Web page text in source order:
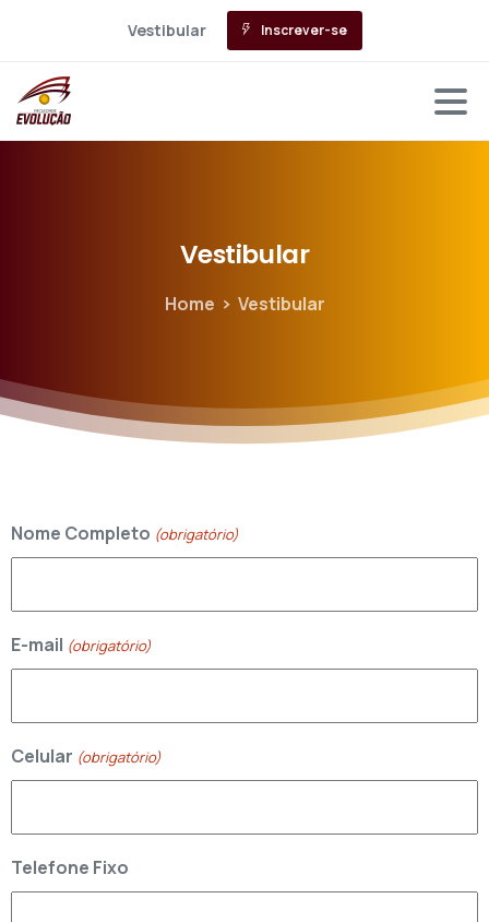
Vestibular Inscrever-se
Vestibular
Home Vestibular
Nome Completo (obrigatório)
E-mail (obrigatório)
Celular (obrigatório)
Telefone Fixo